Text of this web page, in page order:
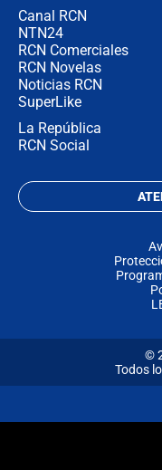
Canal RCN
NTN24
RCN Comerciales
RCN Novelas
Noticias RCN
SuperLike
La República
RCN Social
©
Todos